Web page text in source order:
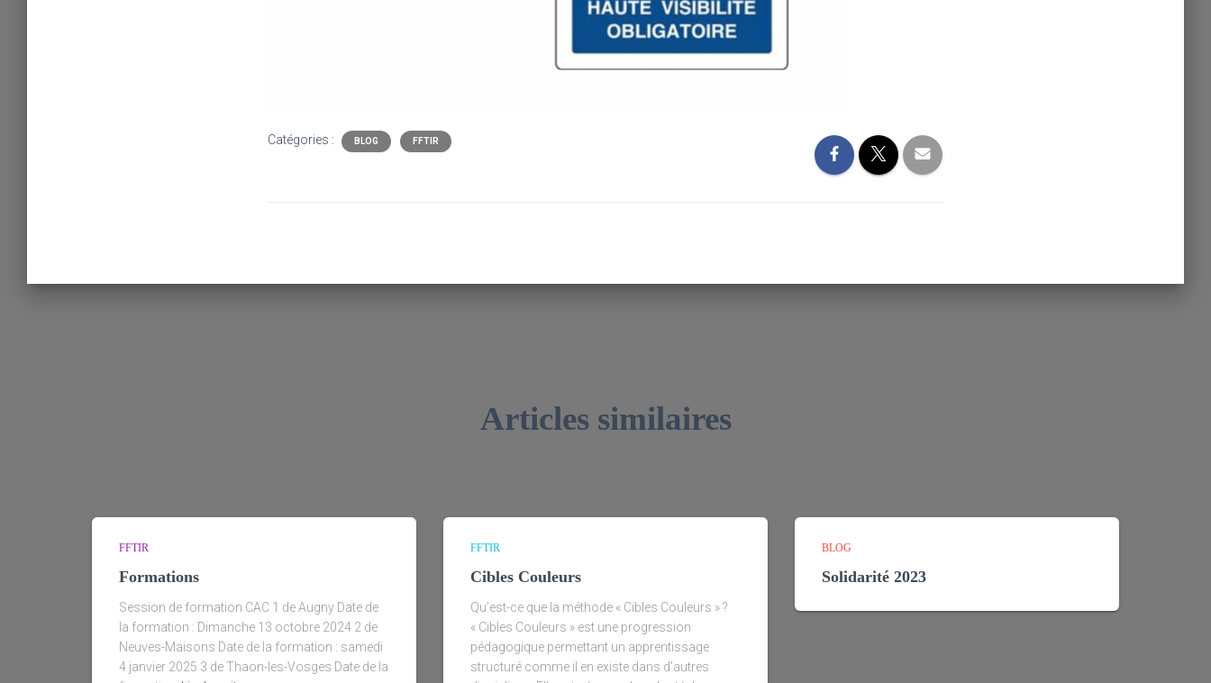
Catégories : BLOG FFTIR
Articles similaires
FFTIR
Formations
Session de formation CAC 1 de Augny Date de
la formation : Dimanche 13 octobre 2024 2 de
Neuves-Maisons Date de la formation : samedi
4 janvier 2025 3 de Thaon-les-Vosges Date de la
FFTIR
Cibles Couleurs
Qu’est-ce que la méthode « Cibles Couleurs » ?
« Cibles Couleurs » est une progression
pédagogique permettant un apprentissage
structuré comme il en existe dans d’autres
BLOG
Solidarité 2023